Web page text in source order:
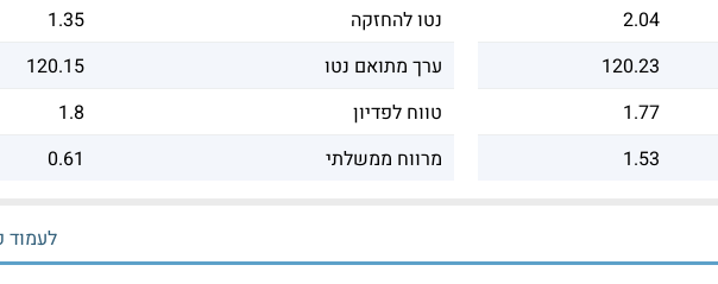
2.04
120.23
1.77
1.53
נטו להחזקה
1.35
ערך מתואם נטו
120.15
טווח לפדיון
1.8
מרווח ממשלתי
0.61
לעמוד